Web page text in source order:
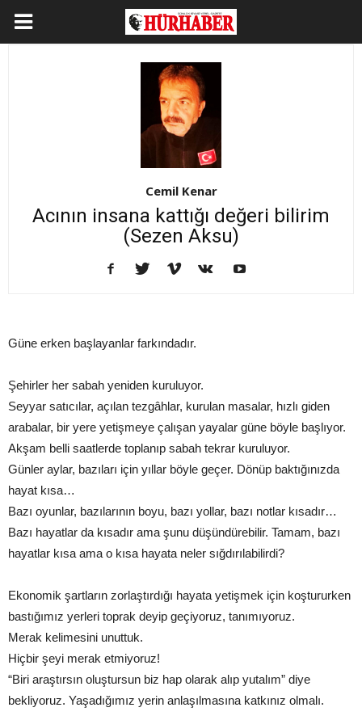
Cemil Kenar
Acının insana kattığı değeri bilirim
(Sezen Aksu)
Güne erken başlayanlar farkındadır.
Şehirler her sabah yeniden kuruluyor.
Seyyar satıcılar, açılan tezgâhlar, kurulan masalar, hızlı giden
arabalar, bir yere yetişmeye çalışan yayalar güne böyle başlıyor.
Akşam belli saatlerde toplanıp sabah tekrar kuruluyor.
Günler aylar, bazıları için yıllar böyle geçer. Dönüp baktığınızda
hayat kısa…
Bazı oyunlar, bazılarının boyu, bazı yollar, bazı notlar kısadır…
Bazı hayatlar da kısadır ama şunu düşündürebilir. Tamam, bazı
hayatlar kısa ama o kısa hayata neler sığdırılabilirdi?
Ekonomik şartların zorlaştırdığı hayata yetişmek için koştururken
bastığımız yerleri toprak deyip geçiyoruz, tanımıyoruz.
Merak kelimesini unuttuk.
Hiçbir şeyi merak etmiyoruz!
“Biri araştırsın oluştursun biz hap olarak alıp yutalım” diye
bekliyoruz. Yaşadığımız yerin anlaşılmasına katkınız olmalı.